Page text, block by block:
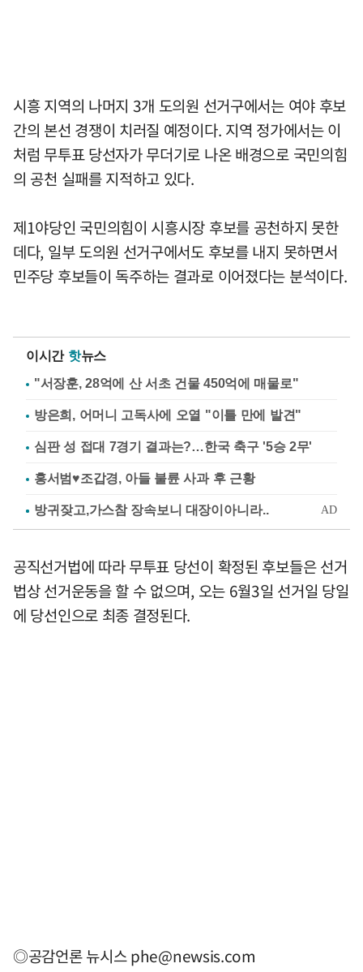
시흥 지역의 나머지 3개 도의원 선거구에서는 여야 후보
간의 본선 경쟁이 치러질 예정이다. 지역 정가에서는 이
처럼 무투표 당선자가 무더기로 나온 배경으로 국민의힘
의 공천 실패를 지적하고 있다.
제1야당인 국민의힘이 시흥시장 후보를 공천하지 못한
데다, 일부 도의원 선거구에서도 후보를 내지 못하면서
민주당 후보들이 독주하는 결과로 이어졌다는 분석이다.
이시간 핫뉴스
"서장훈, 28억에 산 서초 건물 450억에 매물로"
방은희, 어머니 고독사에 오열 "이틀 만에 발견"
심판 성 접대 7경기 결과는?…한국 축구 '5승 2무'
홍서범♥조갑경, 아들 불륜 사과 후 근황
공직선거법에 따라 무투표 당선이 확정된 후보들은 선거
법상 선거운동을 할 수 없으며, 오는 6월3일 선거일 당일
에 당선인으로 최종 결정된다.
◎공감언론 뉴시스phe@newsis.com